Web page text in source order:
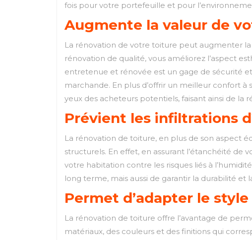
fois pour votre portefeuille et pour
Augmente la valeur de
La rénovation de votre toiture peut augmenter
rénovation de qualité, vous améliorez l’aspect
entretenue et rénovée est un gage de sécurité
marchande. En plus d’offrir un meilleur confort
yeux des acheteurs potentiels, faisant ainsi de
Prévient les infiltrations
La rénovation de toiture, en plus de son aspect
structurels. En effet, en assurant l’étanchéité
votre habitation contre les risques liés à
long terme, mais aussi de garantir la durabilité
Permet d’adapter le
La rénovation de toiture offre l’avantage de
matériaux, des couleurs et des finitions qui